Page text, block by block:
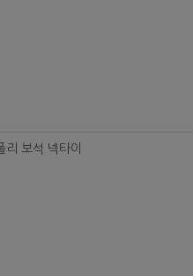
보석 넥타이